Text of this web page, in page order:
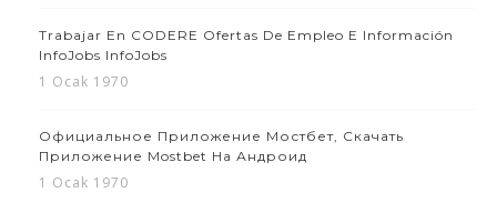
Trabajar En CODERE Ofertas De Empleo E Información
InfoJobs InfoJobs
1 Ocak 1970
Официальное Приложение Мостбет, Скачать
Приложение Mostbet На Андроид
1 Ocak 1970